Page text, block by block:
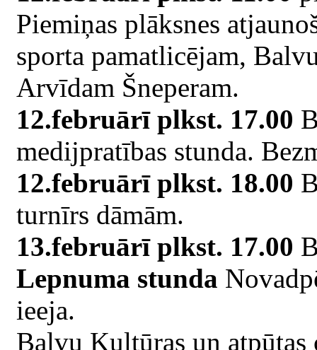
Piemiņas plāksnes
sporta pamatlicējam,
Arvīdam Šneperam.
12.februārī plkst. 17.00
medijpratības stunda.
12.februārī plkst. 18.00
turnīrs dāmām.
13.februārī plkst. 17.00
Lepnuma stunda
ieeja.
Balvu Kultūras un atpūtas